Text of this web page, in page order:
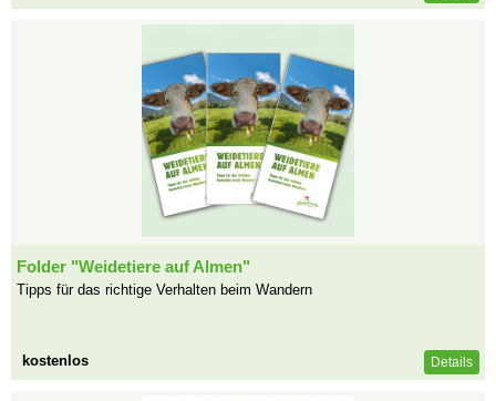
Folder "Weidetiere auf Almen"
Tipps für das richtige Verhalten beim Wandern
kostenlos Details